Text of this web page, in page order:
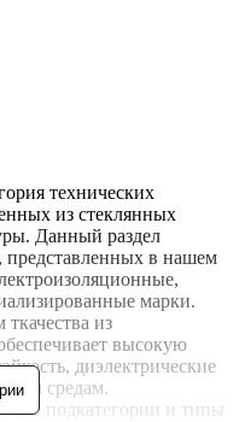
технических
из стеклянных
Данный раздел
представленных в нашем
марки.
из
высокую
диэлектрические
средам.
подкатегории и типы